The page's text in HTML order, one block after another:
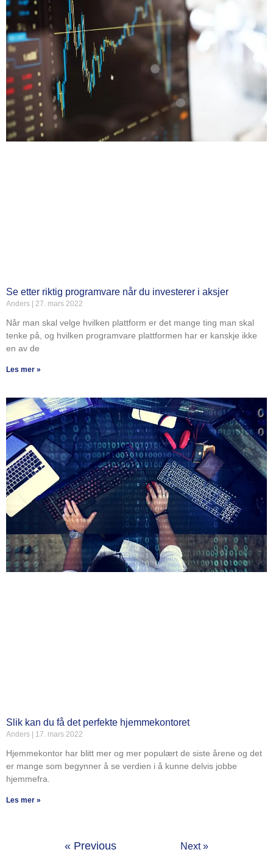
Se etter riktig programvare når du investerer i aksjer
Anders 27. mars 2022
Når man skal velge hvilken plattform er det mange ting man skal
tenke på, og hvilken programvare plattformen har er kanskje ikke
en av de
Les mer »
Slik kan du få det perfekte hjemmekontoret
Anders 17. mars 2022
Hjemmekontor har blitt mer og mer populært de siste årene og det
er mange som begynner å se verdien i å kunne delvis jobbe
hjemmefra.
Les mer »
« Previous Next »